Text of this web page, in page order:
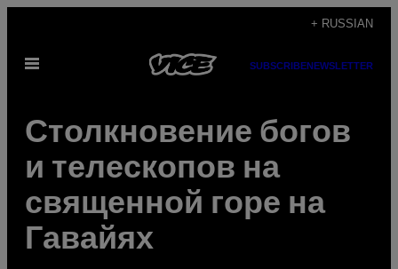
content
+ RUSSIAN
Open
SUBSCRIBENEWSLETTER
Столкновение богов
и телескопов на
священной горе на
Гавайях